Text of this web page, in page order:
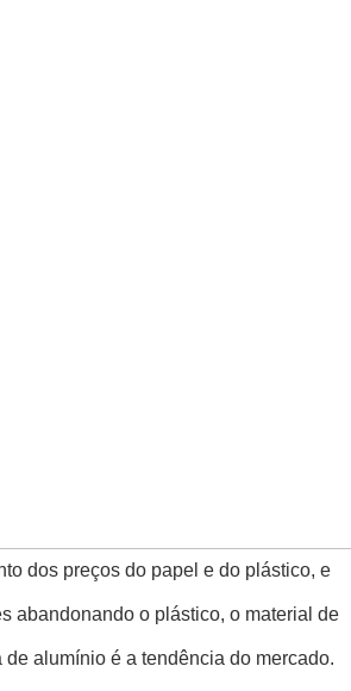
dos preços do papel e do plástico, e
abandonando o plástico, o material de
alumínio é a tendência do mercado.